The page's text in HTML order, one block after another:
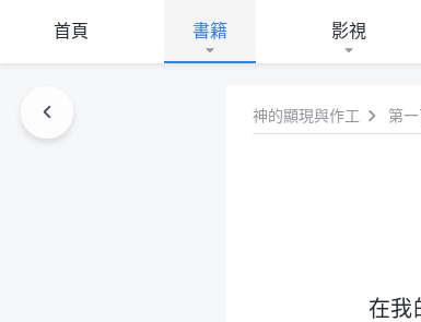
首頁 書籍 影視
神的顯現與作工 第
在我